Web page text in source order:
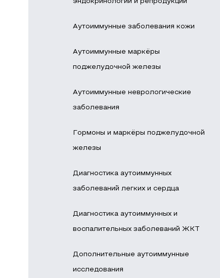
Аутоиммунные заболевания кожи
Аутоиммунные маркёры
поджелудочной железы
Аутоиммунные неврологические
заболевания
Гормоны и маркёры поджелудочной
железы
Диагностика аутоиммунных
заболеваний легких и сердца
Диагностика аутоиммунных и
воспалительных заболеваний ЖКТ
Дополнительные аутоиммунные
исследования